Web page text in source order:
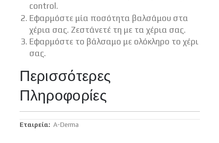
control.
Εφαρμόστε μία ποσότητα βαλσάμου στα
χέρια σας. Ζεστάνετέ τη με τα χέρια σας.
Εφαρμόστε το βάλσαμο με ολόκληρο το χέρι
σας.
Περισσότερες
Πληροφορίες
ΠερισσότερεςA-Derma